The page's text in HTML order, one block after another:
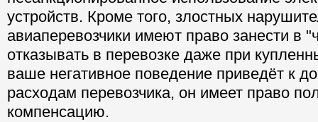
устройств. Кроме того, злостных
авиаперевозчики имеют право занести в
отказывать в перевозке даже при
ваше негативное поведение приведёт к
расходам перевозчика, он имеет право
компенсацию.